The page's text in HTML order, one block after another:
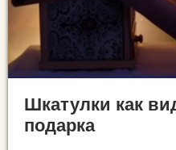
Шкатулки как
подарка